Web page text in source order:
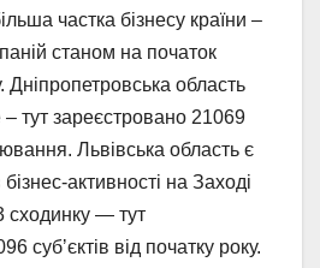
частка бізнесу країни –
станом на початок
Дніпропетровська область
– тут зареєстровано 21069
Львівська область є
активності на Заході
сходинку — тут
субʼєктів від початку року.